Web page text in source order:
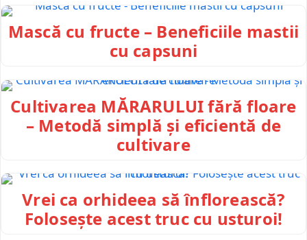
Mască cu fructe – Beneficiile mastii
cu capsuni
Cultivarea MĂRARULUI fără floare
– Metodă simplă și eficientă de
cultivare
Vrei ca orhideea să înflorească?
Folosește acest truc cu usturoi!